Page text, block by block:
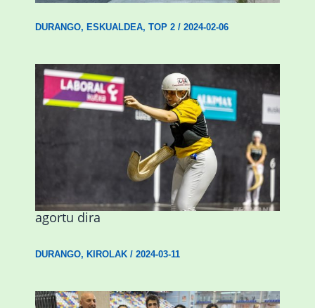
DURANGO, ESKUALDEA, TOP 2/ 2024-02-06
Astelehenean Durangon jokatuko den
emakumezkoen zesta finaleko sarrerak
agortu dira
DURANGO, KIROLAK/ 2024-03-11